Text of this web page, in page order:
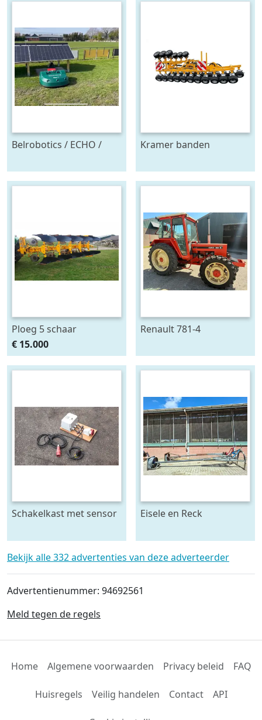
Belrobotics / ECHO /
leverancier
zonnepanelen accu
Kramer banden
Ploeg 5 schaar
RUMPTSTAD RPV 140 -
480V4 + 1
€ 15.000
Renault 781-4
Schakelkast met sensor
Eisele en Reck
kast 70 x 70 raam - beide
5 meter lang
Bekijk alle 332 advertenties van deze adverteerder
Advertentienummer: 94692561
Meld tegen de regels
Home Algemene voorwaarden Privacy beleid FAQ
Huisregels Veilig handelen Contact API